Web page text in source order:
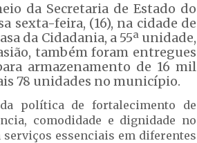
da Secretaria de Estado do
sexta-feira, (16), na cidade de
da Cidadania, a 55ª unidade,
também foram entregues
armazenamento de 16 mil
78 unidades no município.
política de fortalecimento de
comodidade e dignidade no
essenciais em diferentes